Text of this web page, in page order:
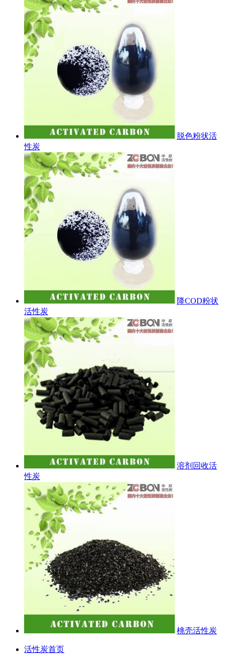
脱色粉状活
性炭
降COD粉状
活性炭
溶剂回收活
性炭
桃壳活性炭
活性炭首页